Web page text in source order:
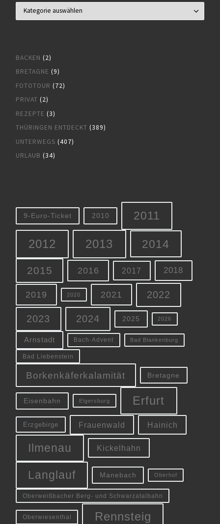
BACKEN (2)
BRETAGNE (9)
FOTOTOUR (72)
PRIVAT (2)
REZEPTE (3)
THÜRINGEN ENTDECKT (389)
UNTERWEGS (407)
URLAUB (34)
9-Euro-Ticket 2010 2011
2012 2013 2014
2015 2016 2017 2018
2019 2020 2021 2022
2023 2024 2025 2026
Arnstadt Bach-Advent Bad Blankenburg
Bad Liebenstein
Borkenkäferkalamität Bretagne
Eisenbahn Elgersburg Erfurt
Erzgebirge Frauenwald Hainich
Ilmenau Kickelhahn
Langlauf Manebach Oberhof
Oberweißbacher Berg- und Schwarzatalbahn
Oberwiesenthal Rennsteig